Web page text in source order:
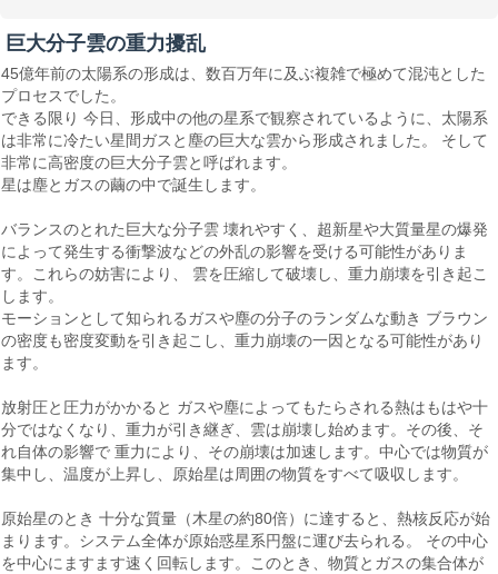
巨大分子雲の重力擾乱
45億年前の太陽系の形成は、数百万年に及ぶ複雑で極めて混沌とした
プロセスでした。
できる限り 今日、形成中の他の星系で観察されているように、太陽系
は非常に冷たい星間ガスと塵の巨大な雲から形成されました。 そして
非常に高密度の巨大分子雲と呼ばれます。
星は塵とガスの繭の中で誕生します。
バランスのとれた巨大な分子雲 壊れやすく、超新星や大質量星の爆発
によって発生する衝撃波などの外乱の影響を受ける可能性がありま
す。これらの妨害により、 雲を圧縮して破壊し、重力崩壊を引き起こ
します。
モーションとして知られるガスや塵の分子のランダムな動き ブラウン
の密度も密度変動を引き起こし、重力崩壊の一因となる可能性があり
ます。
放射圧と圧力がかかると ガスや塵によってもたらされる熱はもはや十
分ではなくなり、重力が引き継ぎ、雲は崩壊し始めます。その後、そ
れ自体の影響で 重力により、その崩壊は加速します。中心では物質が
集中し、温度が上昇し、原始星は周囲の物質をすべて吸収します。
原始星のとき 十分な質量（木星の約80倍）に達すると、熱核反応が始
まります。システム全体が原始惑星系円盤に運び去られる。 その中心
を中心にますます速く回転します。このとき、物質とガスの集合体が